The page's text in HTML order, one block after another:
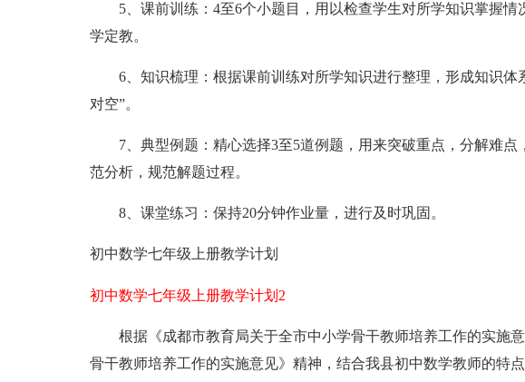
5、课前训练：4至6个小题目，用以检查学生对所学知识掌握情
学定教。
6、知识梳理：根据课前训练对所学知识进行整理，形成知识体
对空”。
7、典型例题：精心选择3至5道例题，用来突破重点，分解难点
范分析，规范解题过程。
8、课堂练习：保持20分钟作业量，进行及时巩固。
初中数学七年级上册教学计划
初中数学七年级上册教学计划2
根据《成都市教育局关于全市中小学骨干教师培养工作的实施意
骨干教师培养工作的实施意见》精神，结合我县初中数学教师的特